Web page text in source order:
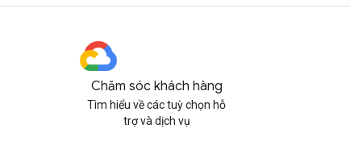
Chăm sóc khách hàng
Tìm hiểu về các tuỳ chọn hỗ
trợ và dịch vụ